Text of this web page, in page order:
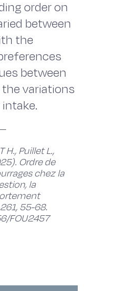
order on
between
the
between
variations
H., Puillet L.,
Ordre de
chez la
la
55-68.
FOU2457